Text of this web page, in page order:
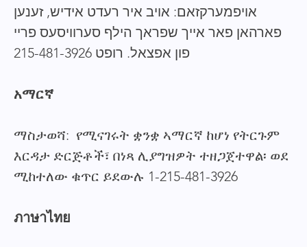
אויפמערקזאם: אויב איר רעדט אידיש, זענען
פארהאן פאר אייך שפראך הילף סערוויסעס פריי
פון אפצאל. רופט 215-481-3926
አማርኛ
ማስታወሻ: የሚናገሩት ቋንቋ ኣማርኛ ከሆነ የትርጉም
እርዳታ ድርጅቶች፣ በነጻ ሊያግዝዎት ተዘጋጀተዋል፡ ወደ
ሚከተለው ቁጥር ይደውሉ 1-215-481-3926
ภาษาไทย